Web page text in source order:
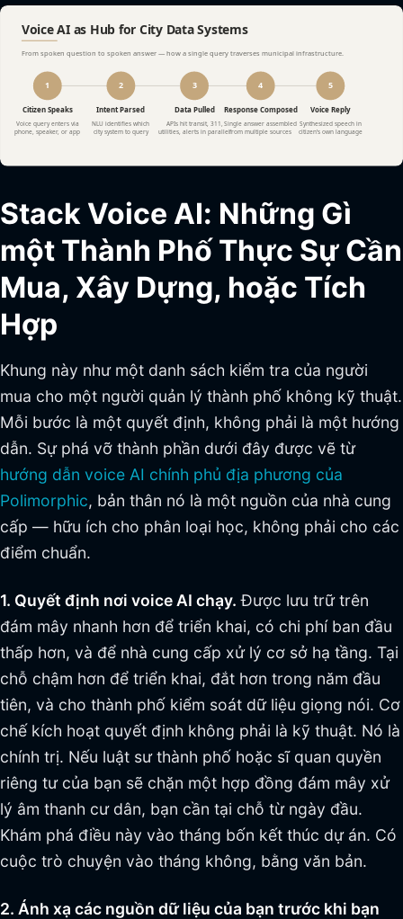
Stack Voice AI: Những Gì
một Thành Phố Thực Sự Cần
Mua, Xây Dựng, hoặc Tích
Hợp
Khung này như một danh sách kiểm tra của người
mua cho một người quản lý thành phố không kỹ thuật.
Mỗi bước là một quyết định, không phải là một hướng
dẫn. Sự phá vỡ thành phần dưới đây được vẽ từ
hướng dẫn voice AI chính phủ địa phương của
Polimorphic, bản thân nó là một nguồn của nhà cung
cấp — hữu ích cho phân loại học, không phải cho các
điểm chuẩn.
1. Quyết định nơi voice AI chạy. Được lưu trữ trên
đám mây nhanh hơn để triển khai, có chi phí ban đầu
thấp hơn, và để nhà cung cấp xử lý cơ sở hạ tầng. Tại
chỗ chậm hơn để triển khai, đắt hơn trong năm đầu
tiên, và cho thành phố kiểm soát dữ liệu giọng nói. Cơ
chế kích hoạt quyết định không phải là kỹ thuật. Nó là
chính trị. Nếu luật sư thành phố hoặc sĩ quan quyền
riêng tư của bạn sẽ chặn một hợp đồng đám mây xử
lý âm thanh cư dân, bạn cần tại chỗ từ ngày đầu.
Khám phá điều này vào tháng bốn kết thúc dự án. Có
cuộc trò chuyện vào tháng không, bằng văn bản.
2. Ánh xạ các nguồn dữ liệu của bạn trước khi bạn